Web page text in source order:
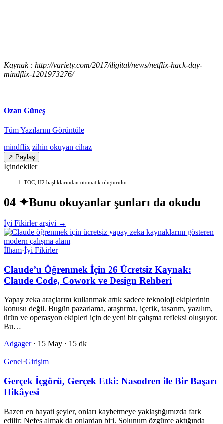
Kaynak : http://variety.com/2017/digital/news/netflix-hack-day-
mindflix-1201973276/
Ozan Güneş
Tüm Yazılarını Görüntüle
mindflix zihin okuyan cihaz
↗ Paylaş
İçindekiler
TOC, H2 başlıklarından otomatik oluşturulur.
04 ✦Bunu okuyanlar şunları da okudu
İyi Fikirler arşivi →
İlham·İyi Fikirler
Claude’u Öğrenmek İçin 26 Ücretsiz Kaynak:
Claude Code, Cowork ve Design Rehberi
Yapay zeka araçlarını kullanmak artık sadece teknoloji ekiplerinin
konusu değil. Bugün pazarlama, araştırma, içerik, tasarım, yazılım,
ürün ve operasyon ekipleri için de yeni bir çalışma refleksi oluşuyor.
Bu…
Adgager · 15 May · 15 dk
Genel·Girişim
Gerçek İçgörü, Gerçek Etki: Nasodren ile Bir Başarı
Hikâyesi
Bazen en hayati şeyler, onları kaybetmeye yaklaştığımızda fark
edilir: Nefes almak da onlardan biri. Solunum özgürce aktığında